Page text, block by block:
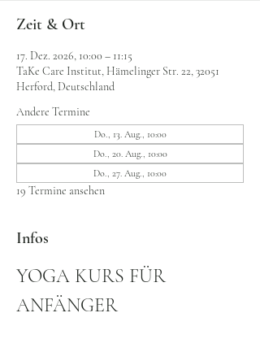
Zeit & Ort
17. Dez. 2026, 10:00 – 11:15
TaKe Care Institut, Hämelinger Str. 22, 32051
Herford, Deutschland
Andere Termine
Do., 13. Aug., 10:00
Do., 20. Aug., 10:00
Do., 27. Aug., 10:00
19 Termine ansehen
Infos
YOGA KURS FÜR
ANFÄNGER